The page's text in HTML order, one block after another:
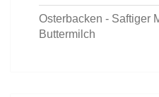
Osterbacken - Saftiger
Buttermilch